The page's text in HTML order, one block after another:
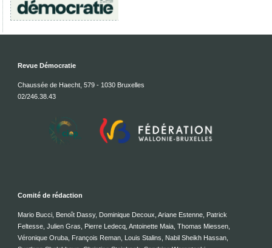
Revue Démocratie
Chaussée de Haecht, 579 - 1030 Bruxelles
02/246.38.43
Comité de rédaction
Mario Bucci, Benoît Dassy, Dominique Decoux, Ariane Estenne, Patrick
Feltesse, Julien Gras, Pierre Ledecq, Antoinette Maia, Thomas Miessen,
Véronique Oruba, François Reman, Louis Stalins, Nabil Sheikh Hassan,